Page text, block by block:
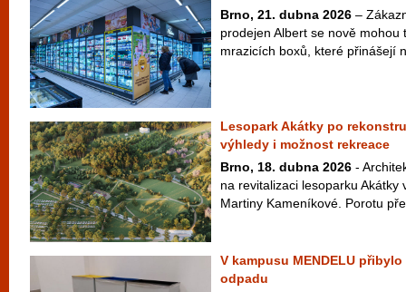
Brno, 21. dubna 2026 –
prodejen Albert se nově
mrazicích boxů, které přinášejí
Lesopark Akátky po
výhledy i možnost rekreace
Brno, 18. dubna 2026 -
na revitalizaci lesoparku Akátky
Martiny Kameníkové. Porotu
V kampusu MENDELU
odpadu